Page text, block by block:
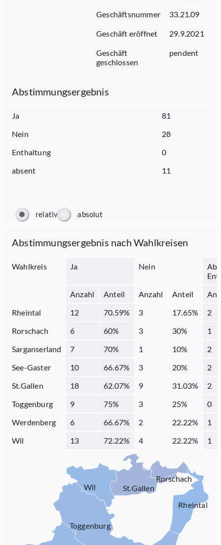
Geschäftsnummer 33.21.09
Geschäft eröffnet 29.9.2021
Geschäft
geschlossen
pendent
Abstimmungsergebnis
Ja
81
Nein
28
Enthaltung
0
absent
11
relativ absolut
Abstimmungsergebnis nach Wahlkreisen
Wahlkreis Ja Nein
Anzahl
Anteil Anzahl Anteil
Rheintal
12 70.59% 3 17.65%
2
Rorschach
6 60% 3 30%
1
Sarganserland
7 70% 1 10%
2
See-Gaster
10 66.67% 3 20%
2
St.Gallen
18 62.07% 9 31.03%
2
Toggenburg
9 75% 3 25%
0
Werdenberg
6 66.67% 2 22.22%
1
Wil
13 72.22% 4 22.22% 1
Wil
Toggenburg
Rheintal
Rorschach
St.Gallen